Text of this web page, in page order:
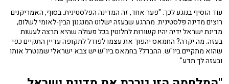
עוד הוסיף בנוגע לכך: "פער אחד, זה המדינה הפלסטינית. בסוף, האמריקנים
רוצים מדינה פלסטינית. מהרגע שבעזה ישלוט המנגנון הבין-לאומי לשלום,
מדינת ישראל ידיה יהיו קשורות לחלוטין בכל פעולה שהיא תרצה לעשות
בעזה. מה יקרה? החמאס יהפוך את עצמו לפודל לתקופה עדיין התקיים כפי
שהוא מתקיים ביו"ש. ההבדל? בחמאס ביו"ש יש צבא ישראלי שמנטרל אותו
ובעזה לך תדע".